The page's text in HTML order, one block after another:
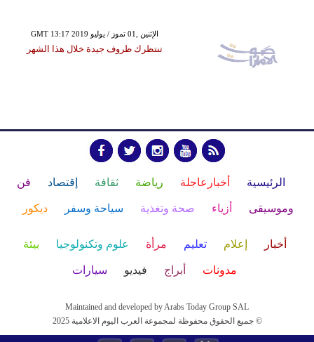
GMT 13:17 2019 الإثنين ,01 تموز / يوليو
تنتظرك ظروف جيدة خلال هذا الشهر
الرئيسية أخبارعاجلة رياضة ثقافة إقتصاد فن
وموسيقى أزياء صحة وتغذية سياحة وسفر ديكور
أخبار إعلام تعليم مرأة علوم وتكنولوجيا بيئة
مدونات أبراج فيديو سيارات
Maintained and developed by Arabs Today Group SAL
جميع الحقوق محفوظة لمجموعة العرب اليوم الاعلامية 2025 ©